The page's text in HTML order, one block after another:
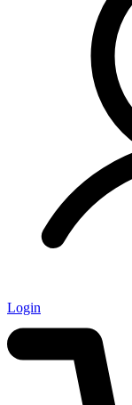
Login